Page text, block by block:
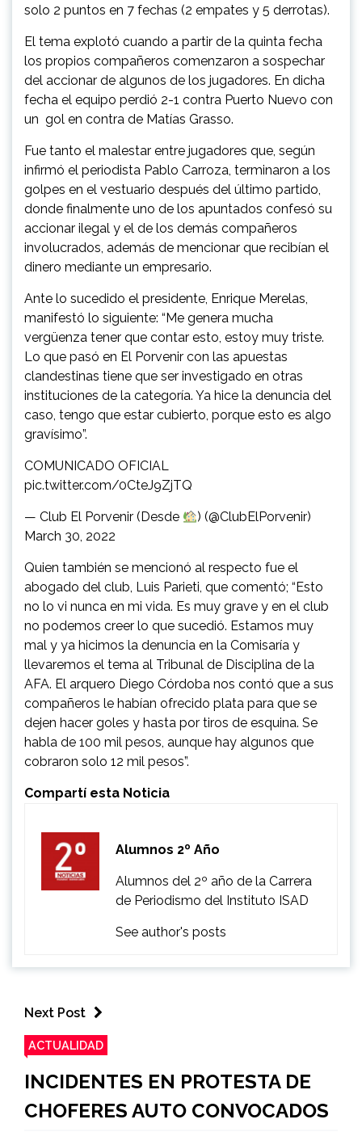
solo 2 puntos en 7 fechas (2 empates y 5 derrotas).
El tema explotó cuando a partir de la quinta fecha
los propios compañeros comenzaron a sospechar
del accionar de algunos de los jugadores. En dicha
fecha el equipo perdió 2-1 contra Puerto Nuevo con
un gol en contra de Matías Grasso.
Fue tanto el malestar entre jugadores que, según
infirmó el periodista Pablo Carroza, terminaron a los
golpes en el vestuario después del último partido,
donde finalmente uno de los apuntados confesó su
accionar ilegal y el de los demás compañeros
involucrados, además de mencionar que recibían el
dinero mediante un empresario.
Ante lo sucedido el presidente, Enrique Merelas,
manifestó lo siguiente: “Me genera mucha
vergüenza tener que contar esto, estoy muy triste.
Lo que pasó en El Porvenir con las apuestas
clandestinas tiene que ser investigado en otras
instituciones de la categoría. Ya hice la denuncia del
caso, tengo que estar cubierto, porque esto es algo
gravísimo”.
COMUNICADO OFICIAL
pic.twitter.com/0CteJ9ZjTQ
— Club El Porvenir (Desde
) (@ClubElPorvenir)
March 30, 2022
Quien también se mencionó al respecto fue el
abogado del club, Luis Parieti, que comentó; “Esto
no lo vi nunca en mi vida. Es muy grave y en el club
no podemos creer lo que sucedió. Estamos muy
mal y ya hicimos la denuncia en la Comisaría y
llevaremos el tema al Tribunal de Disciplina de la
AFA. El arquero Diego Córdoba nos contó que a sus
compañeros le habían ofrecido plata para que se
dejen hacer goles y hasta por tiros de esquina. Se
habla de 100 mil pesos, aunque hay algunos que
cobraron solo 12 mil pesos”.
Compartí esta Noticia
Alumnos 2º Año
Alumnos del 2º año de la Carrera
de Periodismo del Instituto ISAD
See author's posts
Next Post
ACTUALIDAD
INCIDENTES EN PROTESTA DE
CHOFERES AUTO CONVOCADOS